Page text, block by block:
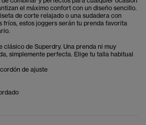
el máximo confort con un diseño sencillo.
de corte relajado o una sudadera con
fríos, estos joggers serán tu prenda favorita
clásico de Superdry. Una prenda ni muy
simplemente perfecta. Elige tu talla habitual
de ajuste